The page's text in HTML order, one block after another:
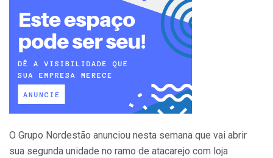
O Grupo Nordestão anunciou nesta semana que vai abrir
sua segunda unidade no ramo de atacarejo com loja